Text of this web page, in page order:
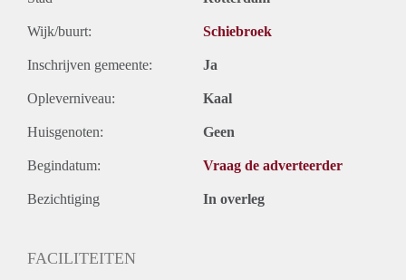
Wijk/buurt: Schiebroek
Inschrijven gemeente: Ja
Opleverniveau: Kaal
Huisgenoten: Geen
Begindatum: Vraag de adverteerder
Bezichtiging In overleg
FACILITEITEN